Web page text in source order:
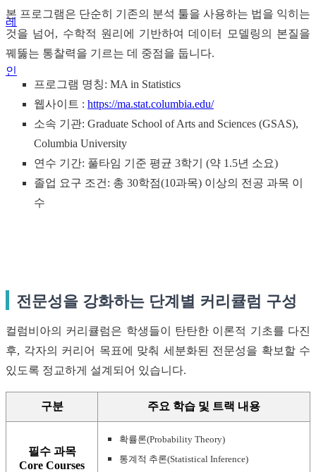
레
인
본 프로그램은 단순히 기존의 분석 툴을 사용하는 법을 익히는
것을 넘어, 수학적 원리에 기반하여 데이터 모델링의 본질을
꿰뚫는 통찰력을 기르는 데 중점을 둡니다.
프로그램 명칭: MA in Statistics
웹사이트 : https://ma.stat.columbia.edu/
소속 기관: Graduate School of Arts and Sciences (GSAS),
Columbia University
연수 기간: 풀타임 기준 평균 3학기 (약 1.5년 소요)
졸업 요구 조건: 총 30학점(10과목) 이상의 전공 과목 이
수
전문성을 강화하는 단계별 커리큘럼 구성
컬럼비아의 커리큘럼은 학생들이 탄탄한 이론적 기초를 다진
후, 각자의 커리어 목표에 맞춰 세분화된 전문성을 확보할 수
있도록 정교하게 설계되어 있습니다.
구분 주요 학습 및 트랙 내용
필수 과목
Core Courses
확률론(Probability Theory)
통계적 추론(Statistical Inference)